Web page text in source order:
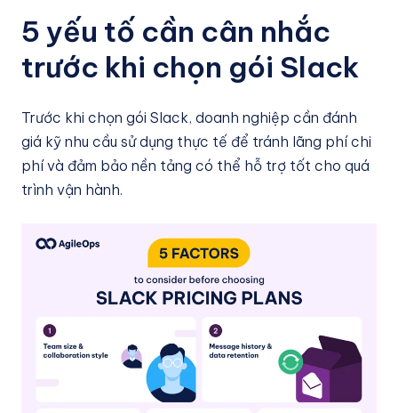
5 yếu tố cần cân nhắc
trước khi chọn gói Slack
Trước khi chọn gói Slack, doanh nghiệp cần đánh
giá kỹ nhu cầu sử dụng thực tế để tránh lãng phí chi
phí và đảm bảo nền tảng có thể hỗ trợ tốt cho quá
trình vận hành.